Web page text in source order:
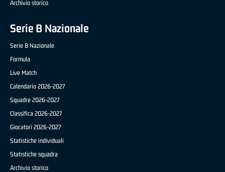
Archivio storico
Serie B Nazionale
Serie B Nazionale
Formula
Live Match
Calendario 2026-2027
Squadre 2026-2027
Classifica 2026-2027
Giocatori 2026-2027
Statistiche individuali
Statistiche squadra
Archivio storico